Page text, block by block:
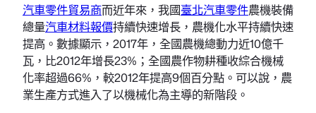
汽車零件貿易商而近年來，我國臺北汽車零件農機裝備
總量汽車材料報價持續快速增長，農機化水平持續快速
提高。數據顯示，2017年，全國農機總動力近10億千
瓦，比2012年增長23%；全國農作物耕種收綜合機械
化率超過66%，較2012年提高9個百分點。可以說，農
業生產方式進入了以機械化為主導的新階段。